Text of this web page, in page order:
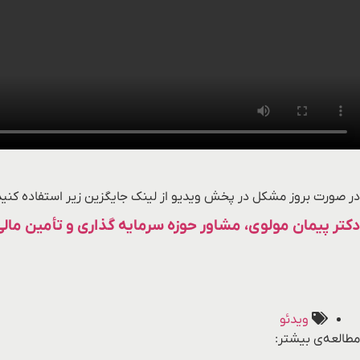
در صورت بروز مشکل در پخش ویدیو از لینک جایگزین زیر استفاده
دکتر پیمان مولوی، مشاور حوزه سرمایه گذاری و تأمین
ویدئو
مطالعه‌ی بیشتر: